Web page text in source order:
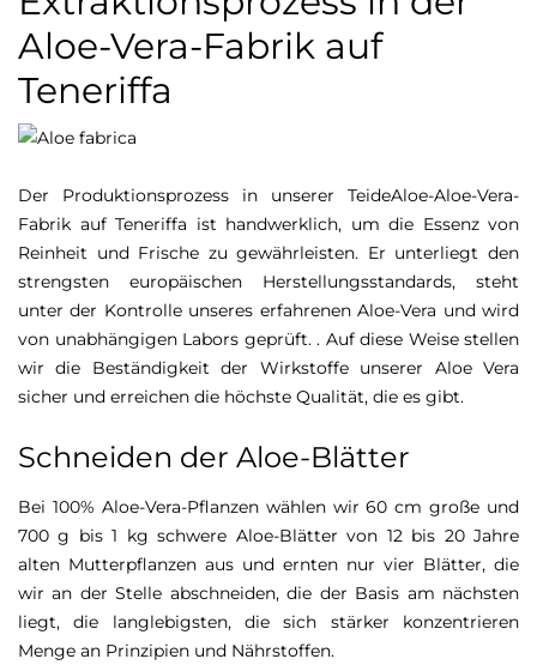
Aloe-Vera-Fabrik auf
Teneriffa
Der Produktionsprozess in unserer TeideAloe-Aloe-Vera-
Fabrik auf Teneriffa ist handwerklich, um die Essenz von
Reinheit und Frische zu gewährleisten. Er unterliegt den
strengsten europäischen Herstellungsstandards, steht
unter der Kontrolle unseres erfahrenen Aloe-Vera und wird
von unabhängigen Labors geprüft. . Auf diese Weise stellen
wir die Beständigkeit der Wirkstoffe unserer Aloe Vera
sicher und erreichen die höchste Qualität, die es gibt.
Schneiden der Aloe-Blätter
Bei 100% Aloe-Vera-Pflanzen wählen wir 60 cm große und
700 g bis 1 kg schwere Aloe-Blätter von 12 bis 20 Jahre
alten Mutterpflanzen aus und ernten nur vier Blätter, die
wir an der Stelle abschneiden, die der Basis am nächsten
liegt, die langlebigsten, die sich stärker konzentrieren
Menge an Prinzipien und Nährstoffen.